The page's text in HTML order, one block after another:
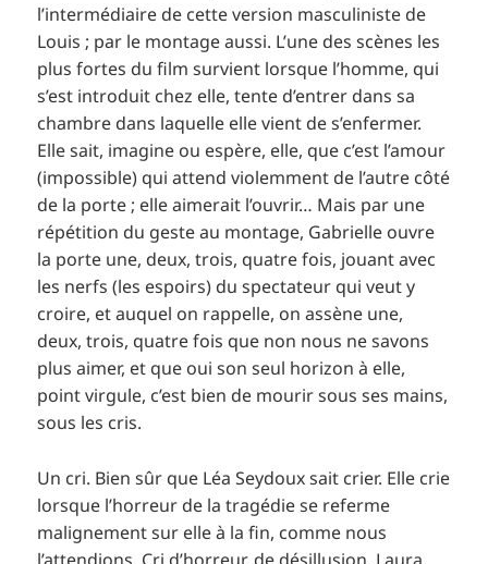
l’intermédiaire de cette version masculiniste de
Louis ; par le montage aussi. L’une des scènes les
plus fortes du film survient lorsque l’homme, qui
s’est introduit chez elle, tente d’entrer dans sa
chambre dans laquelle elle vient de s’enfermer.
Elle sait, imagine ou espère, elle, que c’est l’amour
(impossible) qui attend violemment de l’autre côté
de la porte ; elle aimerait l’ouvrir… Mais par une
répétition du geste au montage, Gabrielle ouvre
la porte une, deux, trois, quatre fois, jouant avec
les nerfs (les espoirs) du spectateur qui veut y
croire, et auquel on rappelle, on assène une,
deux, trois, quatre fois que non nous ne savons
plus aimer, et que oui son seul horizon à elle,
point virgule, c’est bien de mourir sous ses mains,
sous les cris.
Un cri. Bien sûr que Léa Seydoux sait crier. Elle crie
lorsque l’horreur de la tragédie se referme
malignement sur elle à la fin, comme nous
l’attendions. Cri d’horreur, de désillusion. Laura